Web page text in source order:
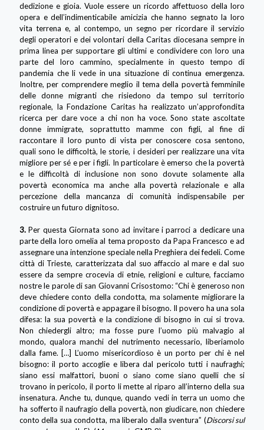
dedizione e gioia. Vuole essere un ricordo affettuoso della loro
opera e dell’indimenticabile amicizia che hanno segnato la loro
vita terrena e, al contempo, un segno per ricordare il servizio
degli operatori e dei volontari della Caritas diocesana sempre in
prima linea per supportare gli ultimi e condividere con loro una
parte del loro cammino, specialmente in questo tempo di
pandemia che li vede in una situazione di continua emergenza.
Inoltre, per comprendere meglio il tema della povertà femminile
delle donne migranti che risiedono da tempo sul territorio
regionale, la Fondazione Caritas ha realizzato un’approfondita
ricerca per dare voce a chi non ha voce. Sono state ascoltate
donne immigrate, soprattutto mamme con figli, al fine di
raccontare il loro punto di vista per conoscere cosa sentono,
quali sono le difficoltà, le storie, i desideri per realizzare una vita
migliore per sé e per i figli. In particolare è emerso che la povertà
e le difficoltà di inclusione non sono dovute solamente alla
povertà economica ma anche alla povertà relazionale e alla
percezione della mancanza di comunità indispensabile per
costruire un futuro dignitoso.
3. Per questa Giornata sono ad invitare i parroci a dedicare una
parte della loro omelia al tema proposto da Papa Francesco e ad
assegnare una intenzione speciale nella Preghiera dei fedeli. Come
città di Trieste, caratterizzata dal suo affaccio al mare e dal suo
essere da sempre crocevia di etnie, religioni e culture, facciamo
nostre le parole di san Giovanni Crisostomo: “Chi è generoso non
deve chiedere conto della condotta, ma solamente migliorare la
condizione di povertà e appagare il bisogno. Il povero ha una sola
difesa: la sua povertà e la condizione di bisogno in cui si trova.
Non chiedergli altro; ma fosse pure l’uomo più malvagio al
mondo, qualora manchi del nutrimento necessario, liberiamolo
dalla fame. […] L’uomo misericordioso è un porto per chi è nel
bisogno: il porto accoglie e libera dal pericolo tutti i naufraghi;
siano essi malfattori, buoni o siano come siano quelli che si
trovano in pericolo, il porto li mette al riparo all’interno della sua
insenatura. Anche tu, dunque, quando vedi in terra un uomo che
ha sofferto il naufragio della povertà, non giudicare, non chiedere
conto della sua condotta, ma liberalo dalla sventura” (Discorsi sul